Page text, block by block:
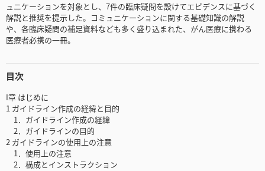
ュニケーションを対象とし、7件の臨床疑問を設けてエビデンスに基づく
解説と推奨を提示した。コミュニケーションに関する基礎知識の解説
や、各臨床疑問の補足資料なども多く盛り込まれた、がん医療に携わる
医療者必携の一冊。
目次
I章 はじめに
1 ガイドライン作成の経緯と目的
1．ガイドライン作成の経緯
2．ガイドラインの目的
2 ガイドラインの使用上の注意
1．使用上の注意
2．構成とインストラクション